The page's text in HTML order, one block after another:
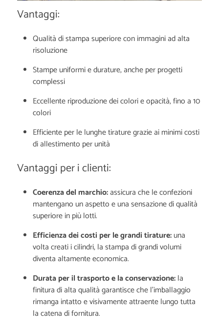
Vantaggi:
Qualità di stampa superiore con immagini ad alta
risoluzione
Stampe uniformi e durature, anche per progetti
complessi
Eccellente riproduzione dei colori e opacità, fino a 10
colori
Efficiente per le lunghe tirature grazie ai minimi costi
di allestimento per unità
Vantaggi per i clienti:
Coerenza del marchio:assicura che le confezioni
mantengano un aspetto e una sensazione di qualità
superiore in più lotti.
Efficienza dei costi per le grandi tirature:una
volta creati i cilindri, la stampa di grandi volumi
diventa altamente economica.
Durata per il trasporto e la conservazione:la
finitura di alta qualità garantisce che l'imballaggio
rimanga intatto e visivamente attraente lungo tutta
la catena di fornitura.